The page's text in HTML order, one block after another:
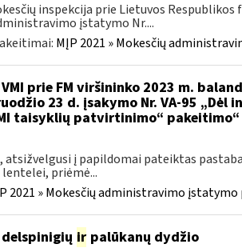
inspekcija prie Lietuvos
įstatymo Nr....
MĮP 2021 » Mokesčių
prie FM viršininko 2023 m.
23 d. įsakymo Nr. VA-95
taisyklių patvirtinimo“ pakeitimo“
į papildomai pateiktas
priėmė...
2021 » Mokesčių administravimo
irpalūkanų dydžio